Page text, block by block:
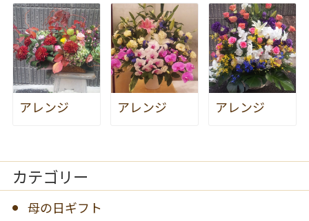
アレンジ アレンジ アレンジ
カテゴリー
母の日ギフト